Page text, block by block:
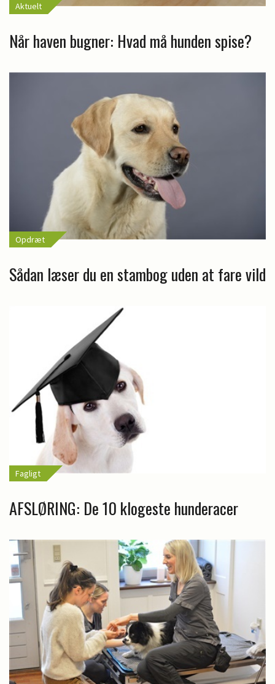
Aktuelt
Når haven bugner: Hvad må hunden spise?
Opdræt
Sådan læser du en stambog uden at fare vild
Fagligt
AFSLØRING: De 10 klogeste hunderacer